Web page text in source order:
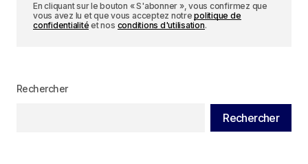
En cliquant sur le bouton « S'abonner », vous confirmez que
vous avez lu et que vous acceptez notrepolitique de
confidentialité et nos conditions d'utilisation.
Rechercher
Rechercher